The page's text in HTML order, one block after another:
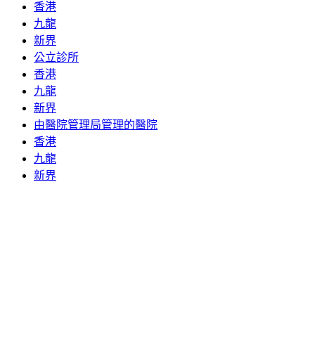
香港
九龍
新界
公立診所
香港
九龍
新界
由醫院管理局管理的醫院
香港
九龍
新界